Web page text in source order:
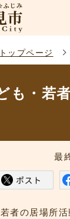
トップページ
も・若
最
者の居場所